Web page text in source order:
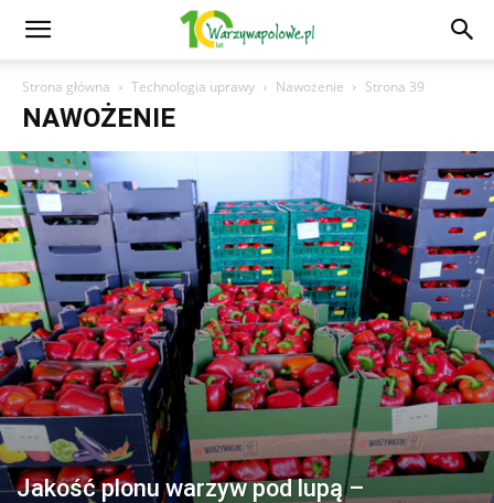
Strona główna Technologia uprawy Nawożenie Strona 39
NAWOŻENIE
Jakość plonu warzyw pod lupą –